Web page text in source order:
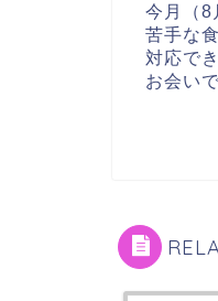
今月（8
苦手な
対応で
お会い